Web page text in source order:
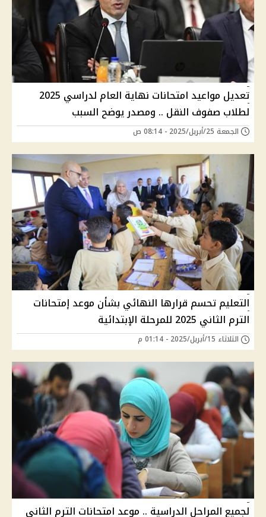
تعديل مواعيد امتحانات نهاية العام لدراسي 2025
لطلاب صفوف النقل .. ومصدر يوضح السبب
الجمعة 25/أبريل/2025 - 08:14 ص
التعليم تحسم قرارها النهائي بشأن موعد إمتحانات
الترم الثاني 2025 للمرحلة الإبتدائية
الثلاثاء 15/أبريل/2025 - 01:14 م
لجميع المراحل الدراسية .. موعد امتحانات الترم الثاني